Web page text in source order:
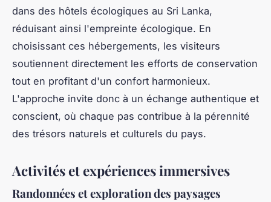
dans des hôtels écologiques au Sri Lanka,
réduisant ainsi l'empreinte écologique. En
choisissant ces hébergements, les visiteurs
soutiennent directement les efforts de conservation
tout en profitant d'un confort harmonieux.
L'approche invite donc à un échange authentique et
conscient, où chaque pas contribue à la pérennité
des trésors naturels et culturels du pays.
Activités et expériences immersives
Randonnées et exploration des paysages